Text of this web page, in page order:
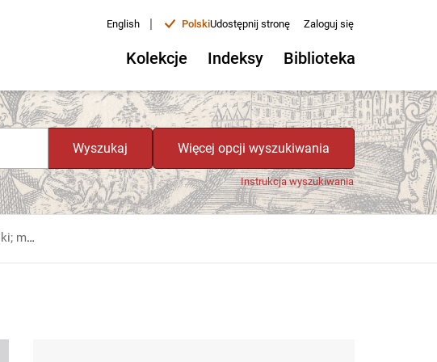
English | PolskiUdostępnij stronę Zaloguj się
Kolekcje Indeksy Biblioteka
Wyszukaj Więcej opcji wyszukiwania
Instrukcja wyszukiwania
Rody Polskie - Tarnowscy - próba polemiki; materiał prasowy